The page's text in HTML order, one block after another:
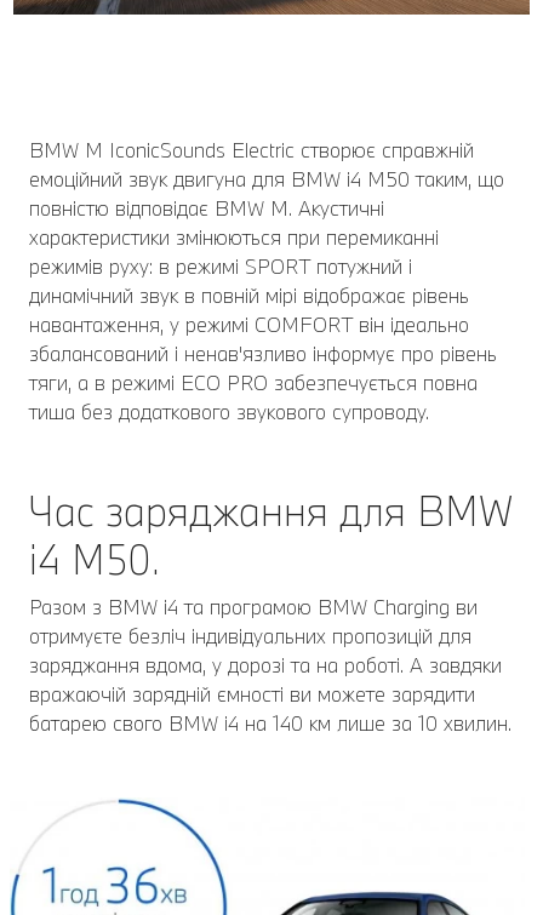
BMW M IconicSounds Electric створює справжній
емоційний звук двигуна для BMW i4 M50 таким, що
повністю відповідає BMW M. Акустичні
характеристики змінюються при перемиканні
режимів руху: в режимі SPORT потужний і
динамічний звук в повній мірі відображає рівень
навантаження, у режимі COMFORT він ідеально
збалансований і ненав'язливо інформує про рівень
тяги, а в режимі ECO PRO забезпечується повна
тиша без додаткового звукового супроводу.
Час заряджання для BMW
i4 M50.
Разом з BMW i4 та програмою BMW Charging ви
отримуєте безліч індивідуальних пропозицій для
заряджання вдома, у дорозі та на роботі. А завдяки
вражаючій зарядній ємності ви можете зарядити
батарею свого BMW i4 на 140 км лише за 10 хвилин.